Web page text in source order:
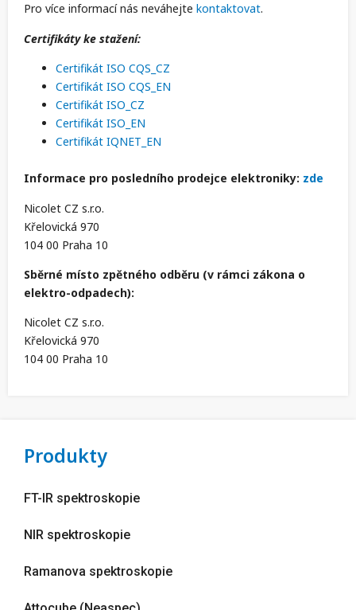
Pro více informací nás neváhejte kontaktovat.
Certifikáty ke stažení:
Certifikát ISO CQS_CZ
Certifikát ISO CQS_EN
Certifikát ISO_CZ
Certifikát ISO_EN
Certifikát IQNET_EN
Informace pro posledního prodejce elektroniky: zde
Nicolet CZ s.r.o.
Křelovická 970
104 00 Praha 10
Sběrné místo zpětného odběru (v rámci zákona o
elektro-odpadech):
Nicolet CZ s.r.o.
Křelovická 970
104 00 Praha 10
Produkty
FT-IR spektroskopie
NIR spektroskopie
Ramanova spektroskopie